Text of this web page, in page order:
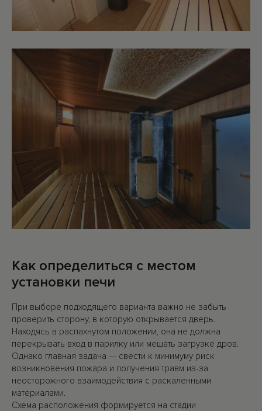
Как определиться с местом
установки печи
При выборе подходящего варианта важно не забыть
проверить сторону, в которую открывается дверь.
Находясь в распахнутом положении, она не должна
перекрывать вход в парилку или мешать загрузке дров.
Однако главная задача — свести к минимуму риск
возникновения пожара и получения травм из-за
неосторожного взаимодействия с раскаленными
материалами.
Схема расположения формируется на стадии
ПЕЧИ В КОМБИ ОБЛИЦОВКЕ
БАННЫЕ ПЕЧИ В КАМНЕ